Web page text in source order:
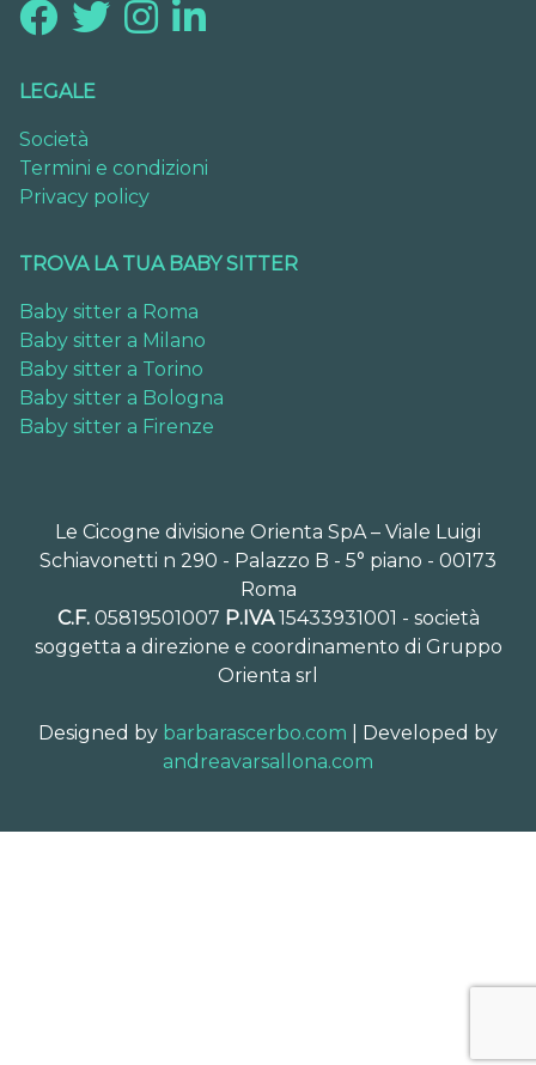
LEGALE
Società
Termini e condizioni
Privacy policy
TROVA LA TUA BABY SITTER
Baby sitter a Roma
Baby sitter a Milano
Baby sitter a Torino
Baby sitter a Bologna
Baby sitter a Firenze
Le Cicogne divisione Orienta SpA – Viale Luigi
Schiavonetti n 290 - Palazzo B - 5° piano - 00173
Roma
C.F.05819501007 P.IVA15433931001 - società
soggetta a direzione e coordinamento di Gruppo
Orienta srl
Designed by barbarascerbo.com | Developed by
andreavarsallona.com